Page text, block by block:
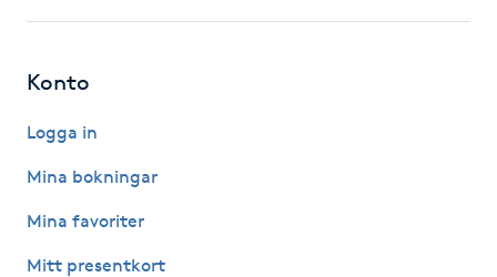
Gravidyoga
Gruppträning
Konto
Logga in
Mina bokningar
Mina favoriter
Mitt presentkort